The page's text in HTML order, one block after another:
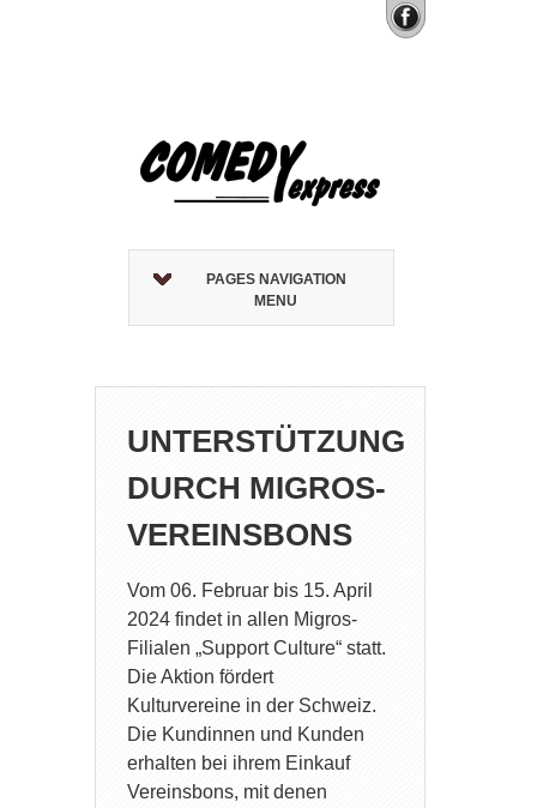
PAGES NAVIGATION
MENU
UNTERSTÜTZUNG
DURCH MIGROS-
VEREINSBONS
Vom 06. Februar bis 15. April
2024 findet in allen Migros-
Filialen „Support Culture“ statt.
Die Aktion fördert
Kulturvereine in der Schweiz.
Die Kundinnen und Kunden
erhalten bei ihrem Einkauf
Vereinsbons, mit denen